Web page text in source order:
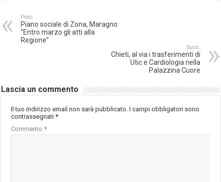
Prec.
Piano sociale di Zona, Maragno:
“Entro marzo gli atti alla
Regione”
Succ.
Chieti, al via i trasferimenti di
Utic e Cardiologia nella
Palazzina Cuore
Lascia un commento
Il tuo indirizzo email non sarà pubblicato. I campi obbligatori sono
contrassegnati*
Commento*